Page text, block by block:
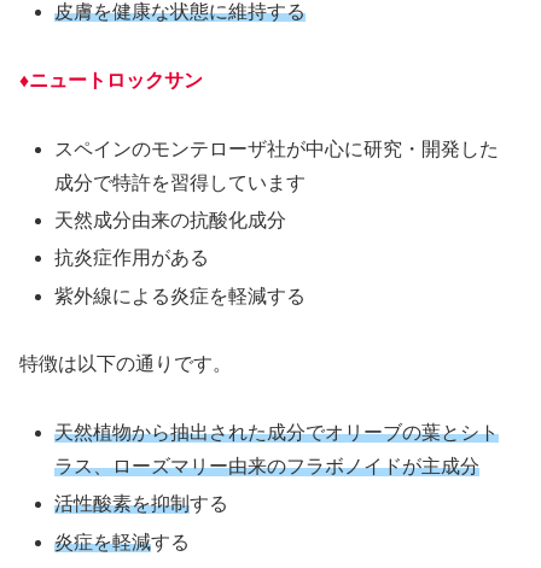
皮膚を健康な状態に維持する
♦ニュートロックサン
スペインのモンテローザ社が中心に研究・開発した
成分で特許を習得しています
天然成分由来の抗酸化成分
抗炎症作用がある
紫外線による炎症を軽減する
特徴は以下の通りです。
天然植物から抽出された成分でオリーブの葉とシト
ラス、ローズマリー由来のフラボノイドが主成分
活性酸素を抑制する
炎症を軽減する